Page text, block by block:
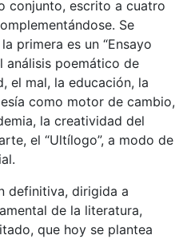
conjunto, escrito a cuatro
Se
primera es un “Ensayo
análisis poemático de
el mal, la educación, la
como motor de cambio,
la creatividad del
el “Ultílogo”, a modo de
definitiva, dirigida a
de la literatura,
que hoy se plantea